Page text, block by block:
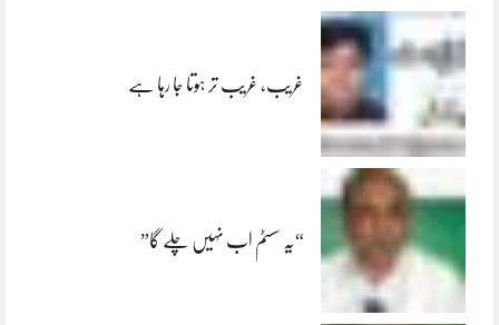
غریب، غریب تر ہوتا جا رہا ہے
“یہ سسٹم اب نہیں چلے گا”